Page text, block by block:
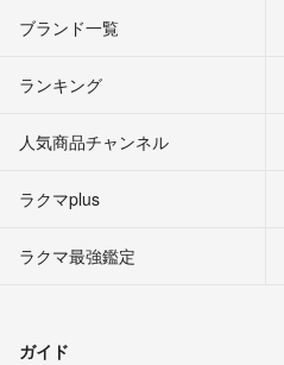
ブランド一覧
ランキング
人気商品チャンネル
ラクマplus
ラクマ最強鑑定
ガイド